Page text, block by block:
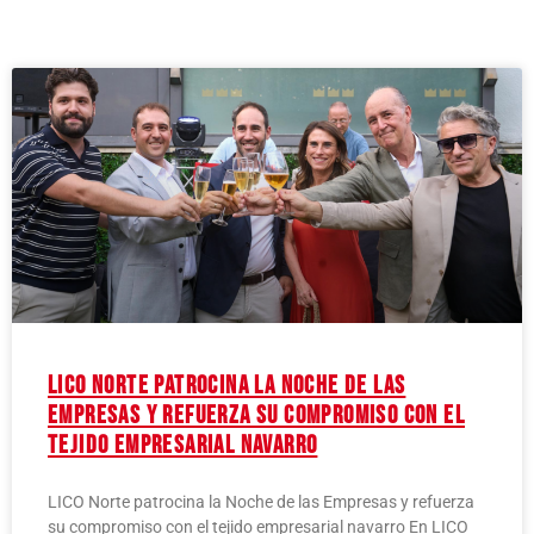
LICO Norte patrocina la Noche de las
Empresas y refuerza su compromiso con el
tejido empresarial navarro
LICO Norte patrocina la Noche de las Empresas y refuerza
su compromiso con el tejido empresarial navarro En LICO